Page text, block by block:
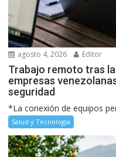
agosto 4, 2026 Editor
Trabajo remoto tras
empresas
seguridad
*La conexión de equipos
Salud y Tecnología